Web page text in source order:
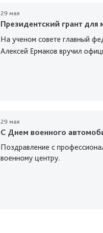
29 мая
Президентский грант для
На ученом совете главный
Алексей Ермаков вручил
29 мая
С Днем военного
Поздравление с
военному центру.